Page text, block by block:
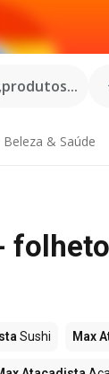
Beleza & Saúde
Sushi Max